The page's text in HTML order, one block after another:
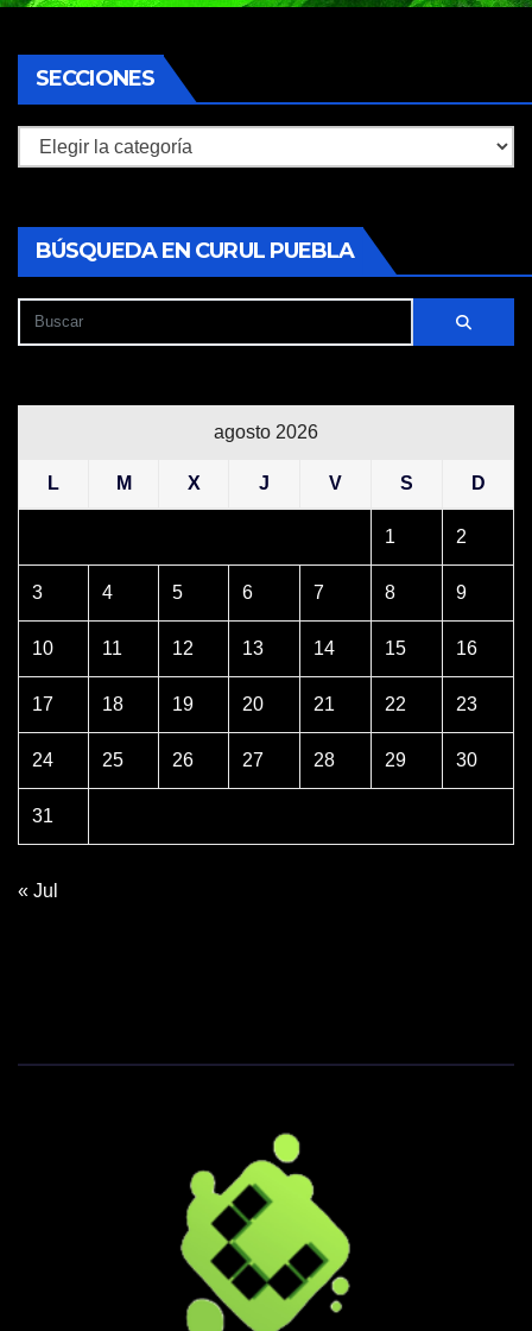
SECCIONES
Secciones
BÚSQUEDA EN CURUL PUEBLA
agosto 2026
L M X J V S D
1 2
3 4 5 6 7 8 9
10 11 12 13 14 15 16
17 18 19 20 21 22 23
24 25 26 27 28 29 30
31
« Jul